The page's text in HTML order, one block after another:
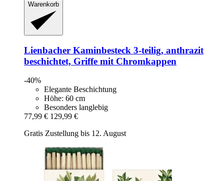
Warenkorb
Lienbacher Kaminbesteck 3-​teilig, anthrazit
beschichtet, Griffe mit Chromkappen
-40%
Elegante Beschichtung
Höhe: 60 cm
Besonders langlebig
77,99 € 129,99 €
Gratis Zustellung bis 12. August